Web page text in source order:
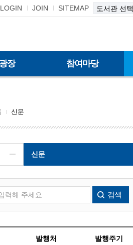
LOGIN JOIN SITEMAP
장 참여마당
신문
신문
검색
발행처 발행주기